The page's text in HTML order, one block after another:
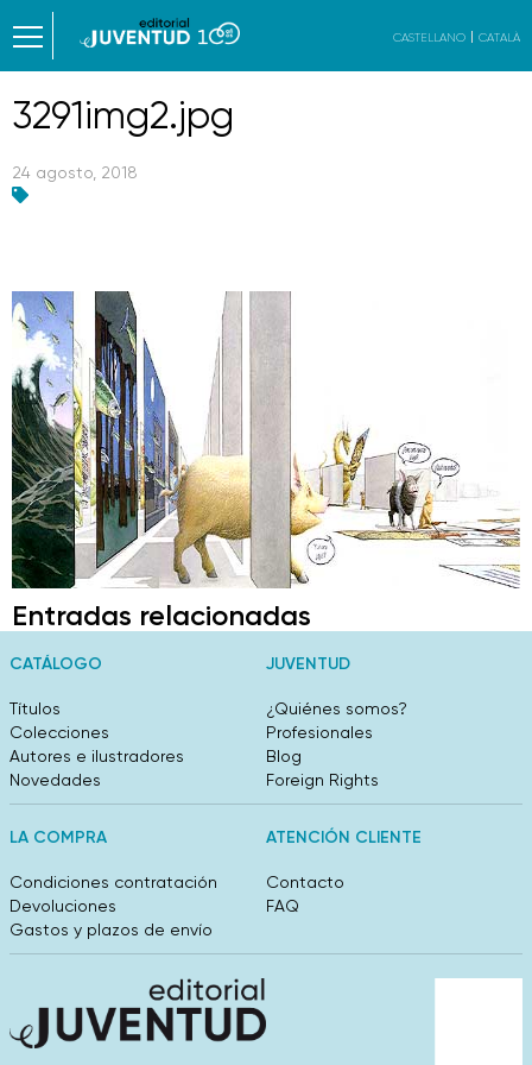
CASTELLANO CATALÀ
3291img2.jpg
24 agosto, 2018
Entradas relacionadas
CATÁLOGO
Títulos
Colecciones
Autores e ilustradores
Novedades
JUVENTUD
¿Quiénes somos?
Profesionales
Blog
Foreign Rights
LA COMPRA
Condiciones contratación
Devoluciones
Gastos y plazos de envío
ATENCIÓN CLIENTE
Contacto
FAQ